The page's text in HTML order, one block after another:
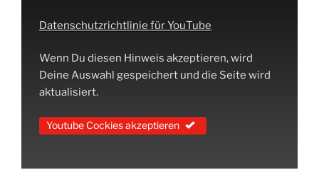
Datenschutzrichtlinie für YouTube
Wenn Du diesen Hinweis akzeptieren, wird
Deine Auswahl gespeichert und die Seite wird
aktualisiert.
Youtube Cockies akzeptieren